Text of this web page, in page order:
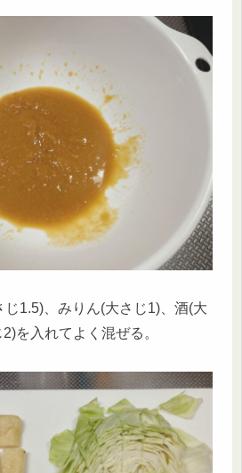
1.5)、みりん(大さじ1)、酒(大
を入れてよく混ぜる。